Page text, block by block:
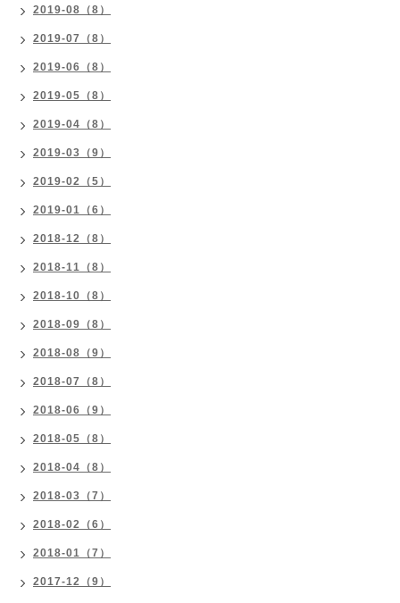
2019-08（8）
2019-07（8）
2019-06（8）
2019-05（8）
2019-04（8）
2019-03（9）
2019-02（5）
2019-01（6）
2018-12（8）
2018-11（8）
2018-10（8）
2018-09（8）
2018-08（9）
2018-07（8）
2018-06（9）
2018-05（8）
2018-04（8）
2018-03（7）
2018-02（6）
2018-01（7）
2017-12（9）